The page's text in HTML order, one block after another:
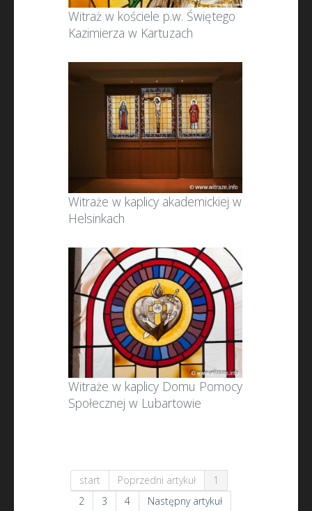
Witraż w kościele p.w. Świętego
Kazimierza w Kartuzach
Witraże w kaplicy akademickiej w
Helsinkach
Witraże w kaplicy Domu Pomocy
Społecznej w Lubartowie
start Poprzedni artykuł
1
2
3 4
Następny artykuł